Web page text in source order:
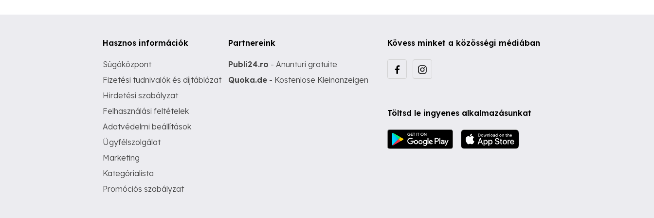
Hasznos információk
Súgóközpont
Fizetési tudnivalók és díjtáblázat
Hirdetési szabályzat
Felhasználási feltételek
Adatvédelmi beállítások
Ügyfélszolgálat
Marketing
Kategórialista
Promóciós szabályzat
Partnereink
Publi24.ro - Anunturi gratuite
Quoka.de - Kostenlose Kleinanzeigen
Kövess minket a közösségi médiában
Töltsd le ingyenes alkalmazásunkat